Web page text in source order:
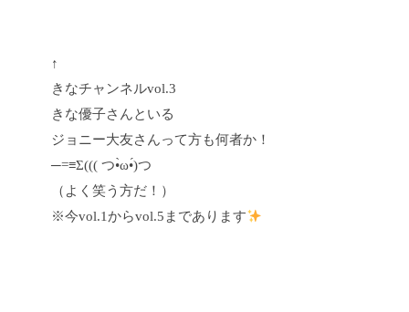
↑
きなチャンネルvol.3
きな優子さんといる
ジョニー大友さんって方も何者か！
─=≡Σ((( つ•̀ω•́)つ
（よく笑う方だ！）
※今vol.1からvol.5まであります